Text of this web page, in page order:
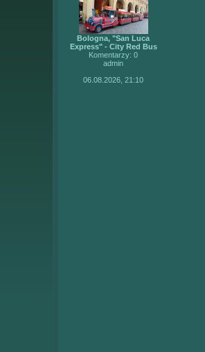
Bologna, "San Luca
Express" - City Red Bus
Komentarzy: 0
admin
06.08.2026, 21:10